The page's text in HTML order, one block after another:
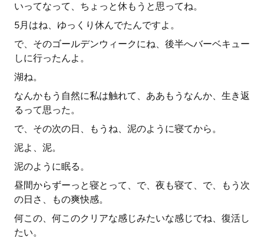
いってなって、ちょっと休もうと思ってね。
5月はね、ゆっくり休んでたんですよ。
で、そのゴールデンウィークにね、後半へバーベキュー
しに行ったんよ。
湖ね。
なんかもう自然に私は触れて、ああもうなんか、生き返
るって思った。
で、その次の日、もうね、泥のように寝てから。
泥よ、泥。
泥のように眠る。
昼間からずーっと寝とって、で、夜も寝て、で、もう次
の日さ、もの爽快感。
何この、何このクリアな感じみたいな感じでね、復活し
たい。